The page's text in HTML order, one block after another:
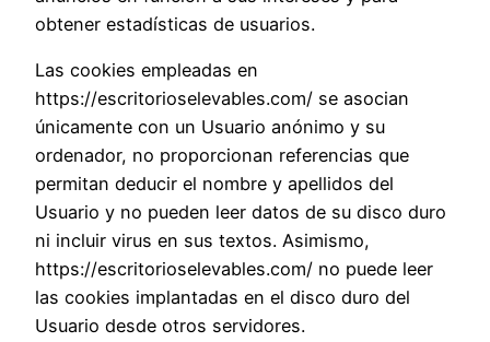
obtener estadísticas de usuarios.
Las cookies empleadas en
https://escritorioselevables.com/ se asocian
únicamente con un Usuario anónimo y su
ordenador, no proporcionan referencias que
permitan deducir el nombre y apellidos del
Usuario y no pueden leer datos de su disco duro
ni incluir virus en sus textos. Asimismo,
https://escritorioselevables.com/ no puede leer
las cookies implantadas en el disco duro del
Usuario desde otros servidores.